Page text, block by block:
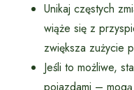
Unikaj częstych
wiąże się z
zwiększa zużycie
Jeśli to możliwe,